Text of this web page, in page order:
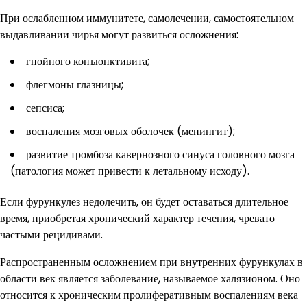
При ослабленном иммунитете, самолечении, самостоятельном
выдавливании чирья могут развиться осложнения:
гнойного конъюнктивита;
флегмоны глазницы;
сепсиса;
воспаления мозговых оболочек (менингит);
развитие тромбоза кавернозного синуса головного мозга
(патология может привести к летальному исходу).
Если фурункулез недолечить, он будет оставаться длительное
время, приобретая хронический характер течения, чревато
частыми рецидивами.
Распространенным осложнением при внутренних фурункулах в
области век является заболевание, называемое халязионом. Оно
относится к хроническим пролиферативным воспалениям века